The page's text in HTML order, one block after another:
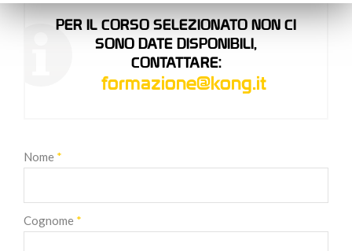
PER IL CORSO SELEZIONATO NON CI
SONO DATE DISPONIBILI,
CONTATTARE:
formazione@kong.it
Nome *
Cognome *